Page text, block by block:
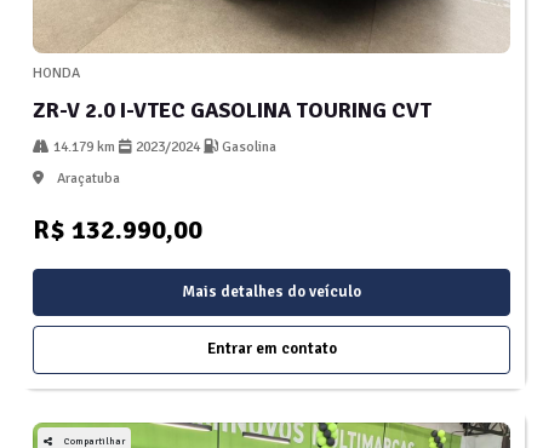
HONDA
ZR-V 2.0 I-VTEC GASOLINA TOURING CVT
14.179 km 2023/2024
Gasolina
Araçatuba
R$ 132.990,00
Mais detalhes do veículo
Entrar em contato
Compartilhar